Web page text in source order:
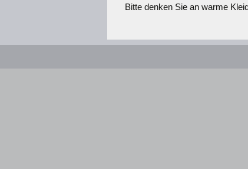
Bitte denken Sie an warme